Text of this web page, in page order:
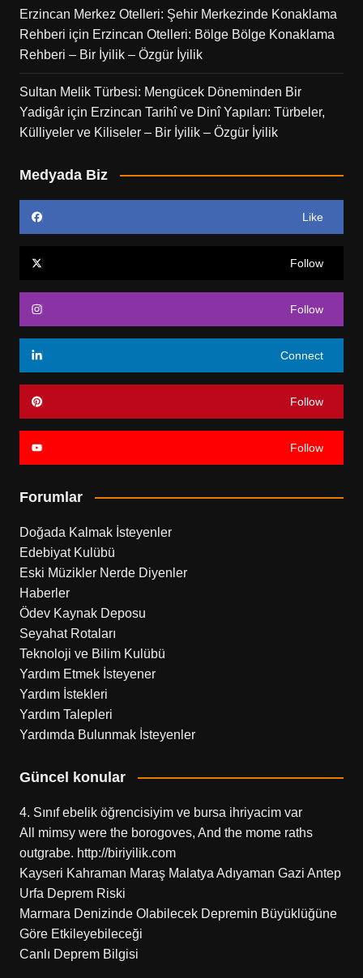
Erzincan Merkez Otelleri: Şehir Merkezinde Konaklama
Rehberi için Erzincan Otelleri: Bölge Bölge Konaklama
Rehberi – Bir İyilik – Özgür İyilik
Sultan Melik Türbesi: Mengücek Döneminden Bir
Yadigâriçin Erzincan Tarihî ve Dinî Yapıları: Türbeler,
Külliyeler ve Kiliseler – Bir İyilik – Özgür İyilik
Medyada Biz
Like
Follow
Follow
Connect
Follow
Follow
Forumlar
Doğada Kalmak İsteyenler
Edebiyat Kulübü
Eski Müzikler Nerde Diyenler
Haberler
Ödev Kaynak Deposu
Seyahat Rotaları
Teknoloji ve Bilim Kulübü
Yardım Etmek İsteyener
Yardım İstekleri
Yardım Talepleri
Yardımda Bulunmak İsteyenler
Güncel konular
4. Sınıf ebelik öğrencisiyim ve bursa ihriyacim var
All mimsy were the borogoves, And the mome raths
outgrabe. http://biriyilik.com
Kayseri Kahraman Maraş Malatya Adıyaman Gazi Antep
Urfa Deprem Riski
Marmara Denizinde Olabilecek Depremin Büyüklüğüne
Göre Etkileyebileceği
Canlı Deprem Bilgisi